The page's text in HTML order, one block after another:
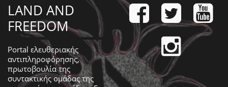
LAND AND
FREEDOM
Portal ελευθεριακής
αντιπληροφόρησης,
πρωτοβουλία της
συντακτικής ομάδας της